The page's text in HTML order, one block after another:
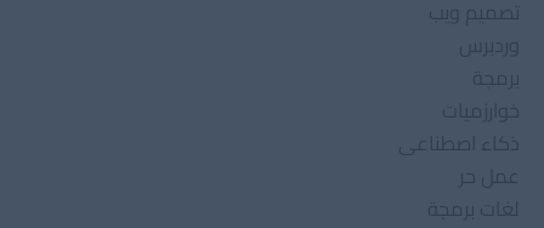
تصميم ويب
وردبرس
برمجة
خوارزميات
ذكاء اصطناعى
عمل حر
لغات برمجة